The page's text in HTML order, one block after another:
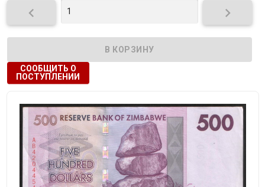
 
СООБЩИТЬ О
ПОСТУПЛЕНИИ